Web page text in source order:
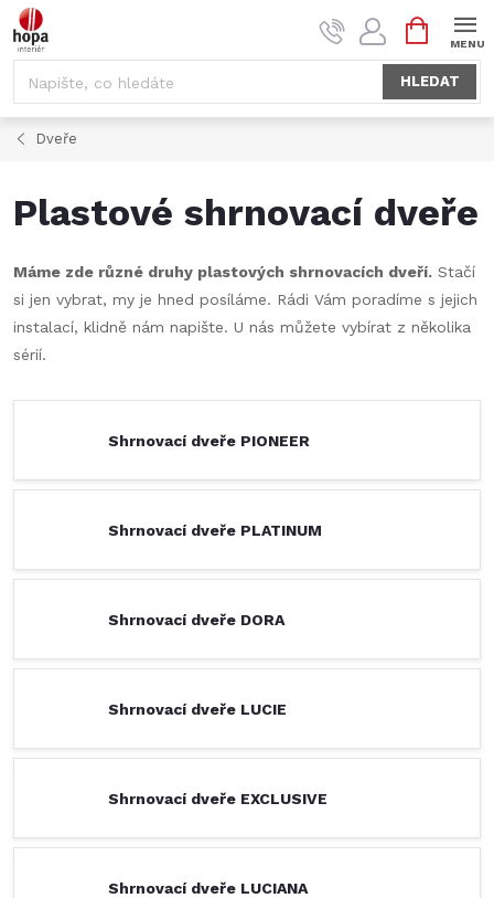
Přejít
na
HLEDAT
NÁKUPNÍ
KOŠÍK
Dveře
Plastové shrnovací dveře
Máme zde různé druhy plastových shrnovacích dveří. Stačí
si jen vybrat, my je hned posíláme. Rádi Vám poradíme s jejich
instalací, klidně nám napište. U nás můžete vybírat z několika
sérií.
Shrnovací dveře PIONEER
Shrnovací dveře PLATINUM
Shrnovací dveře DORA
Shrnovací dveře LUCIE
Shrnovací dveře EXCLUSIVE
Shrnovací dveře LUCIANA